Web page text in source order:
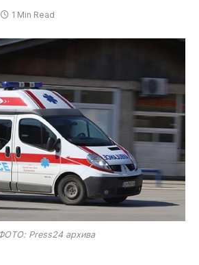
1 Min Read
Press24 архива